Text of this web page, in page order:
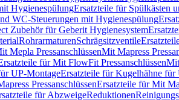
HygienespülungErsatzteile für Spülkästen
WC-Steuerungen mit Hygienespülung
Zubehör für Geberit Hygienesystem
RohrarmaturenSchrägsitzventile
Mepla PressanschlüssenMit Mapress
für Mit FlowFit Pressanschlüssen
UP-MontageErsatzteile für Kugelhähne für
PressanschlüssenErsatzteile für Mit
für AbzweigeReduktionen